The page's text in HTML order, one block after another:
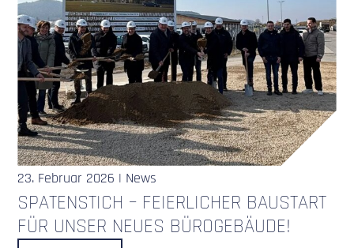
23. Februar 2026 | News
SPATENSTICH – FEIERLICHER BAUSTART
FÜR UNSER NEUES BÜROGEBÄUDE!